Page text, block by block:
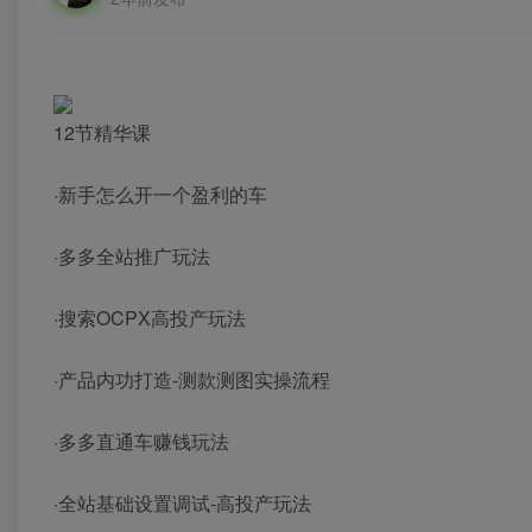
12节精华课
·新手怎么开一个盈利的车
·多多全站推广玩法
·搜索OCPX高投产玩法
·产品内功打造-测款测图实操流程
·多多直通车赚钱玩法
·全站基础设置调试-高投产玩法